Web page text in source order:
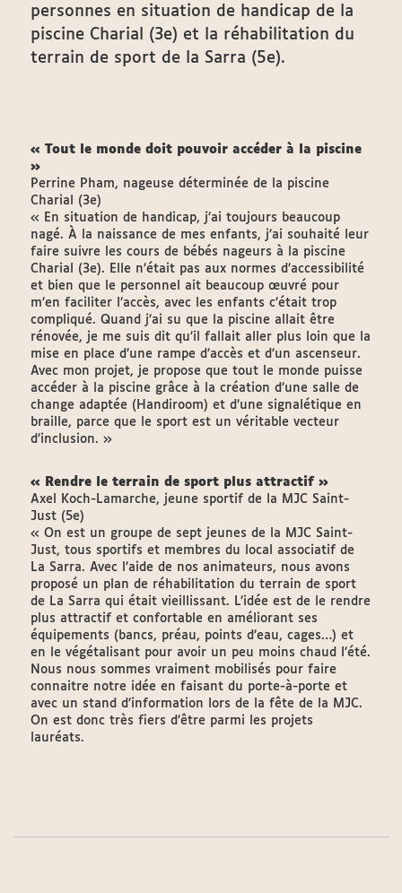
personnes en situation de handicap de la
piscine Charial (3e) et la réhabilitation du
terrain de sport de la Sarra (5e).
« Tout le monde doit pouvoir accéder à la piscine
»
Perrine Pham, nageuse déterminée de la piscine
Charial (3e)
« En situation de handicap, j’ai toujours beaucoup
nagé. À la naissance de mes enfants, j’ai souhaité leur
faire suivre les cours de bébés nageurs à la piscine
Charial (3e). Elle n’était pas aux normes d’accessibilité
et bien que le personnel ait beaucoup œuvré pour
m’en faciliter l’accès, avec les enfants c’était trop
compliqué. Quand j’ai su que la piscine allait être
rénovée, je me suis dit qu’il fallait aller plus loin que la
mise en place d’une rampe d’accès et d’un ascenseur.
Avec mon projet, je propose que tout le monde puisse
accéder à la piscine grâce à la création d’une salle de
change adaptée (Handiroom) et d’une signalétique en
braille, parce que le sport est un véritable vecteur
d’inclusion. »
« Rendre le terrain de sport plus attractif »
Axel Koch-Lamarche, jeune sportif de la MJC Saint-
Just (5e)
« On est un groupe de sept jeunes de la MJC Saint-
Just, tous sportifs et membres du local associatif de
La Sarra. Avec l’aide de nos animateurs, nous avons
proposé un plan de réhabilitation du terrain de sport
de La Sarra qui était vieillissant. L’idée est de le rendre
plus attractif et confortable en améliorant ses
équipements (bancs, préau, points d’eau, cages…) et
en le végétalisant pour avoir un peu moins chaud l’été.
Nous nous sommes vraiment mobilisés pour faire
connaitre notre idée en faisant du porte-à-porte et
avec un stand d’information lors de la fête de la MJC.
On est donc très fiers d’être parmi les projets
lauréats.